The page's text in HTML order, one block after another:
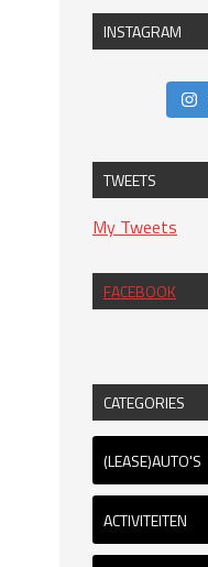
INSTAGRAM
TWEETS
My Tweets
FACEBOOK
CATEGORIES
(LEASE)AUTO'S
ACTIVITEITEN